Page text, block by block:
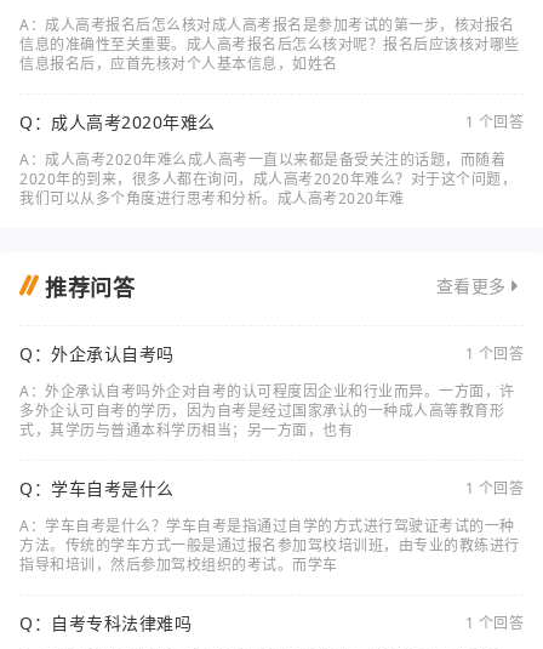
A：成人高考报名后怎么核对成人高考报名是参加考试的第一步，核对报名
信息的准确性至关重要。成人高考报名后怎么核对呢？报名后应该核对哪些
信息报名后，应首先核对个人基本信息，如姓名
Q：成人高考2020年难么
1 个回答
A：成人高考2020年难么成人高考一直以来都是备受关注的话题，而随着
2020年的到来，很多人都在询问，成人高考2020年难么？对于这个问题，
我们可以从多个角度进行思考和分析。成人高考2020年难
推荐问答 查看更多
Q：外企承认自考吗
1 个回答
A：外企承认自考吗外企对自考的认可程度因企业和行业而异。一方面，许
多外企认可自考的学历，因为自考是经过国家承认的一种成人高等教育形
式，其学历与普通本科学历相当；另一方面，也有
Q：学车自考是什么
1 个回答
A：学车自考是什么？学车自考是指通过自学的方式进行驾驶证考试的一种
方法。传统的学车方式一般是通过报名参加驾校培训班，由专业的教练进行
指导和培训，然后参加驾校组织的考试。而学车
Q：自考专科法律难吗
1 个回答